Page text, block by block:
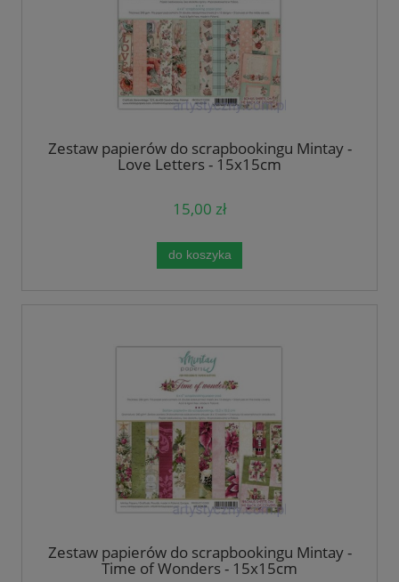
Zestaw papierów do scrapbookingu Mintay -
Love Letters - 15x15cm
15,00 zł
do koszyka
Zestaw papierów do scrapbookingu Mintay -
Time of Wonders - 15x15cm